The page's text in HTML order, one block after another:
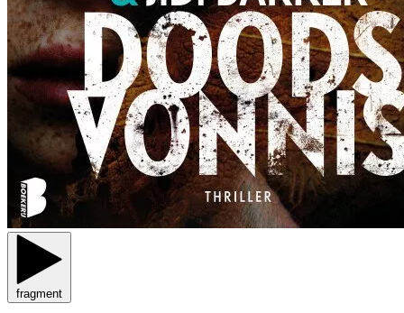
fragment